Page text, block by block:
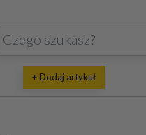
+ Dodaj artykuł